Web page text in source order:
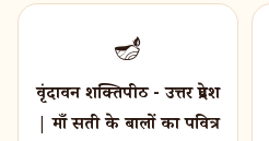
🪔
वृंदावन शक्तिपीठ - उत्तर प्रदेश
| माँ सती के बालों का पवित्र